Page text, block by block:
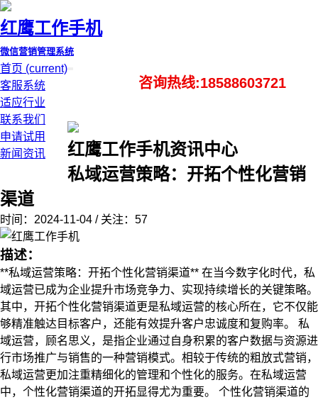
红鹰工作手机
微信营销管理系统
首页 (current)
客服系统
适应行业
联系我们
申请试用
新闻资讯
咨询热线:18588603721
红鹰工作手机资讯中心
私域运营策略：开拓个性化营销
渠道
时间：2024-11-04 / 关注：57
描述：
**私域运营策略：开拓个性化营销渠道** 在当今数字化时代，私
域运营已成为企业提升市场竞争力、实现持续增长的关键策略。
其中，开拓个性化营销渠道更是私域运营的核心所在，它不仅能
够精准触达目标客户，还能有效提升客户忠诚度和复购率。 私
域运营，顾名思义，是指企业通过自身积累的客户数据与资源进
行市场推广与销售的一种营销模式。相较于传统的粗放式营销，
私域运营更加注重精细化的管理和个性化的服务。在私域运营
中，个性化营销渠道的开拓显得尤为重要。 个性化营销渠道的